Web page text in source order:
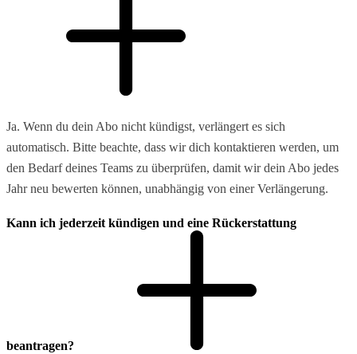
Ja. Wenn du dein Abo nicht kündigst, verlängert es sich
automatisch. Bitte beachte, dass wir dich kontaktieren werden, um
den Bedarf deines Teams zu überprüfen, damit wir dein Abo jedes
Jahr neu bewerten können, unabhängig von einer Verlängerung.
Kann ich jederzeit kündigen und eine Rückerstattung
beantragen?